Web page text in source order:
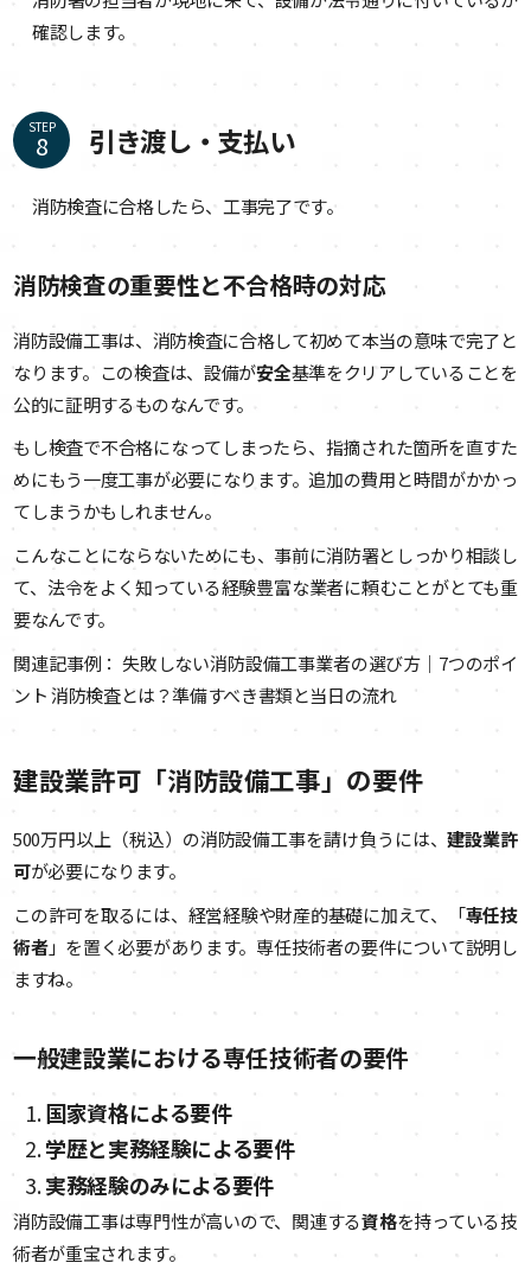
確認します。
STEP 引き渡し・支払い
消防検査に合格したら、工事完了です。
消防検査の重要性と不合格時の対応
消防設備工事は、消防検査に合格して初めて本当の意味で完了と
なります。この検査は、設備が安全基準をクリアしていることを
公的に証明するものなんです。
もし検査で不合格になってしまったら、指摘された箇所を直すた
めにもう一度工事が必要になります。追加の費用と時間がかかっ
てしまうかもしれません。
こんなことにならないためにも、事前に消防署としっかり相談し
て、法令をよく知っている経験豊富な業者に頼むことがとても重
要なんです。
関連記事例： 失敗しない消防設備工事業者の選び方｜7つのポイ
ント 消防検査とは？準備すべき書類と当日の流れ
建設業許可「消防設備工事」の要件
500万円以上（税込）の消防設備工事を請け負うには、建設業許
可が必要になります。
この許可を取るには、経営経験や財産的基礎に加えて、「専任技
術者」を置く必要があります。専任技術者の要件について説明し
ますね。
一般建設業における専任技術者の要件
国家資格による要件
学歴と実務経験による要件
実務経験のみによる要件
消防設備工事は専門性が高いので、関連する資格を持っている技
術者が重宝されます。